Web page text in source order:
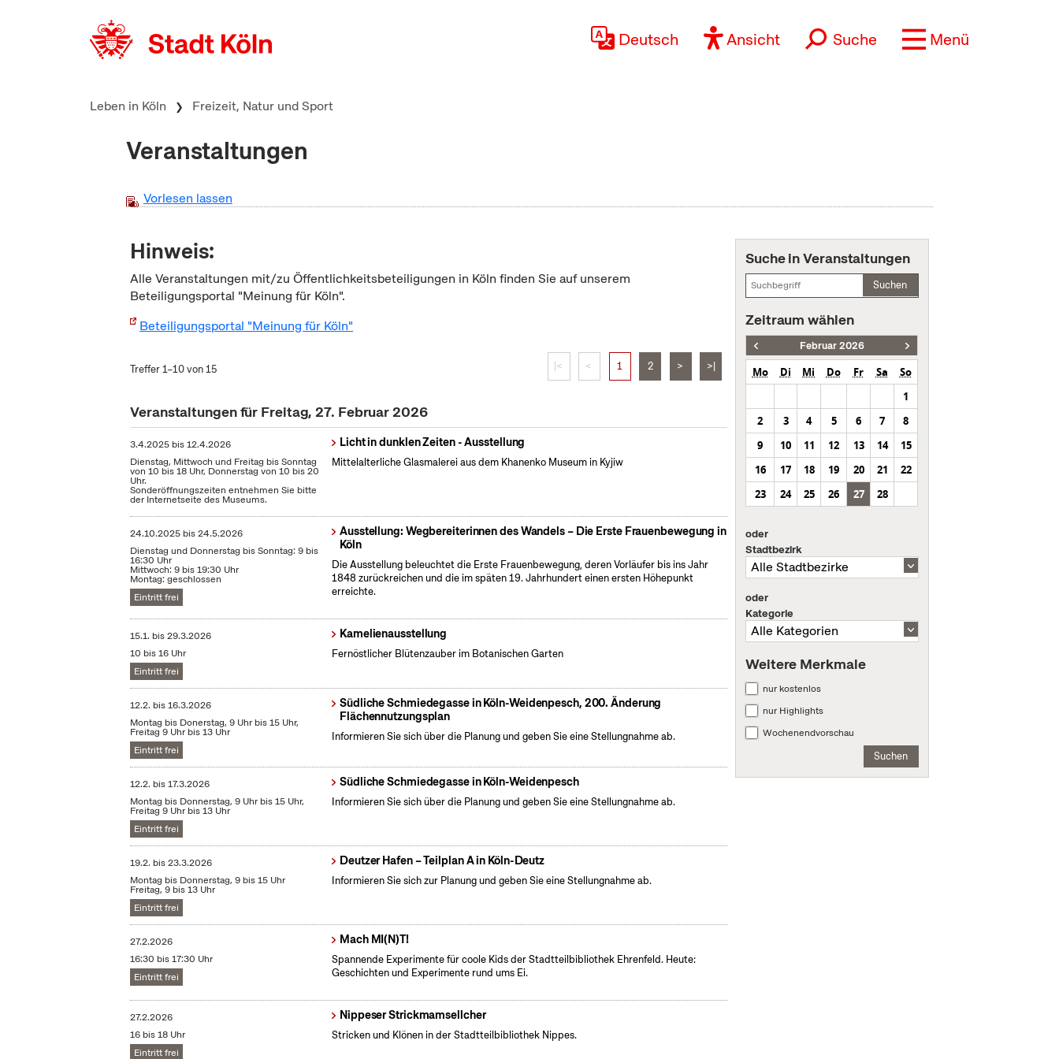
Deutsch Ansicht Suche Menü
Leben in Köln Freizeit, Natur und Sport
Veranstaltungen
Vorlesen lassen
Hinweis:
Alle Veranstaltungen mit/zu Öffentlichkeitsbeteiligungen in Köln finden Sie auf unserem
Beteiligungsportal "Meinung für Köln".
Beteiligungsportal "Meinung für Köln"
Treffer 1–10 von 15 |< < 1 2 > >|
Veranstaltungen für Freitag, 27. Februar 2026
3.4.2025 bis12.4.2026
Dienstag, Mittwoch und Freitag bis Sonntag
von 10 bis 18 Uhr, Donnerstag von 10 bis 20
Uhr.
Sonderöffnungszeiten entnehmen Sie bitte
der Internetseite des Museums.
Licht in dunklen Zeiten - Ausstellung
Mittelalterliche Glasmalerei aus dem Khanenko Museum in Kyjiw
24.10.2025 bis24.5.2026
Dienstag und Donnerstag bis Sonntag: 9 bis
16:30 Uhr
Mittwoch: 9 bis 19:30 Uhr
Montag: geschlossen
Eintritt frei
Ausstellung: Wegbereiterinnen des Wandels – Die Erste Frauenbewegung in
Köln
Die Ausstellung beleuchtet die Erste Frauenbewegung, deren Vorläufer bis ins Jahr
1848 zurückreichen und die im späten 19. Jahrhundert einen ersten Höhepunkt
erreichte.
15.1. bis29.3.2026
10 bis 16 Uhr
Eintritt frei
Kamelienausstellung
Fernöstlicher Blütenzauber im Botanischen Garten
12.2. bis16.3.2026
Montag bis Donerstag, 9 Uhr bis 15 Uhr,
Freitag 9 Uhr bis 13 Uhr
Eintritt frei
Südliche Schmiedegasse in Köln-Weidenpesch, 200. Änderung
Flächennutzungsplan
Informieren Sie sich über die Planung und geben Sie eine Stellungnahme ab.
12.2. bis17.3.2026
Montag bis Donnerstag, 9 Uhr bis 15 Uhr,
Freitag 9 Uhr bis 13 Uhr
Eintritt frei
Südliche Schmiedegasse in Köln-Weidenpesch
Informieren Sie sich über die Planung und geben Sie eine Stellungnahme ab.
19.2. bis23.3.2026
Montag bis Donnerstag, 9 bis 15 Uhr
Freitag, 9 bis 13 Uhr
Eintritt frei
Deutzer Hafen – Teilplan A in Köln-Deutz
Informieren Sie sich zur Planung und geben Sie eine Stellungnahme ab.
27.2.2026
16:30 bis 17:30 Uhr
Eintritt frei
Mach MI(N)T!
Spannende Experimente für coole Kids der Stadtteilbibliothek Ehrenfeld. Heute:
Geschichten und Experimente rund ums Ei.
27.2.2026
16 bis 18 Uhr
Eintritt frei
Nippeser Strickmamsellcher
Stricken und Klönen in der Stadtteilbibliothek Nippes.
Suche in Veranstaltungen
Suchen
Zeitraum wählen
Februar 2026
Mo Di Mi Do Fr Sa
So
1
2
3 4 5 6 7
8
9
10 11 12 13 14
15
16
17 18 19 20 21
22
23
24 25 26 27 28
oder
Stadtbezirk
oder
Kategorie
Weitere Merkmale
nur kostenlos
nur Highlights
Wochenendvorschau
Suchen